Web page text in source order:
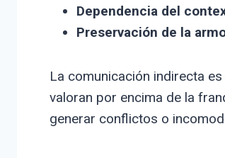
Dependencia del
Preservación de la
La comunicación indirecta
valoran por encima de la
generar conflictos o